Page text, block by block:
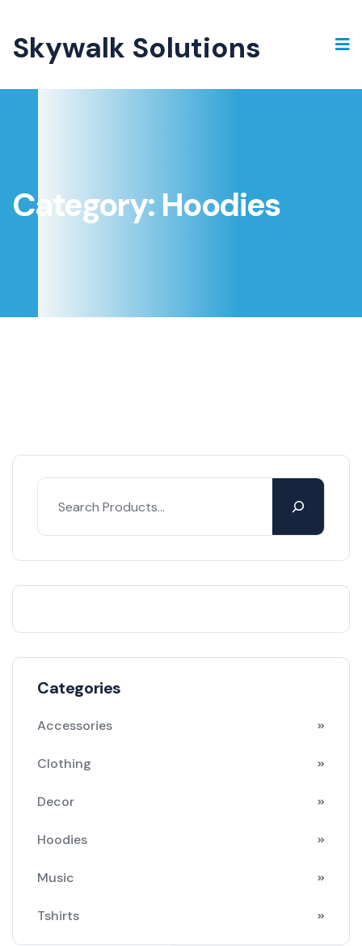
Skywalk Solutions
Category: Hoodies
Categories
Accessories
Clothing
Decor
Hoodies
Music
Tshirts